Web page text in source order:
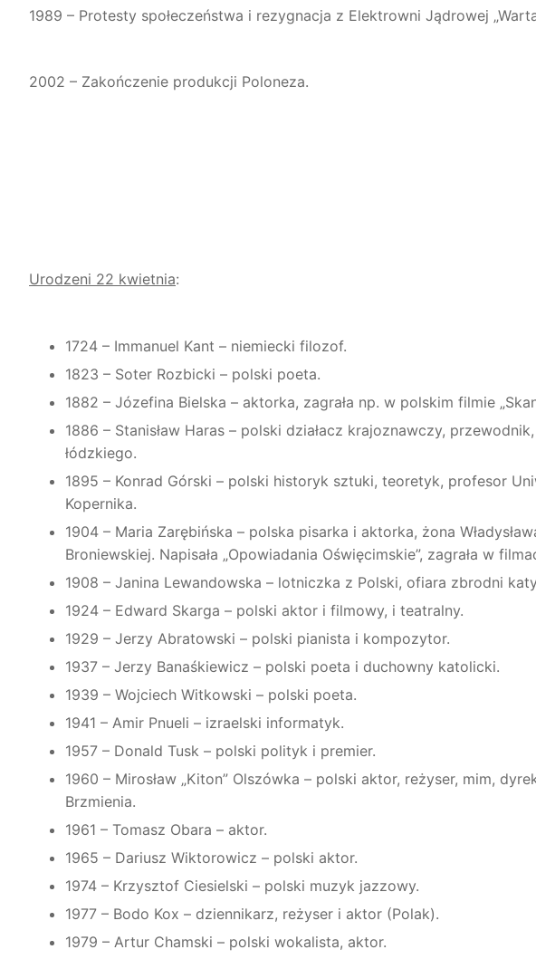
1989 – Protesty społeczeństwa i rezygnacja z Elektrowni Jądrowej
2002 – Zakończenie produkcji Poloneza.
Urodzeni 22 kwietnia:
1724 – Immanuel Kant – niemiecki filozof.
1823 – Soter Rozbicki – polski poeta.
1882 – Józefina Bielska – aktorka, zagrała np. w polskim filmie „
1886 – Stanisław Haras – polski działacz krajoznawczy,
łódzkiego.
1895 – Konrad Górski – polski historyk sztuki, teoretyk, profesor
Kopernika.
1904 – Maria Zarębińska – polska pisarka i aktorka, żona
Broniewskiej. Napisała „Opowiadania Oświęcimskie”, zagrała w
1908 – Janina Lewandowska – lotniczka z Polski, ofiara zbrodni
1924 – Edward Skarga – polski aktor i filmowy, i teatralny.
1929 – Jerzy Abratowski – polski pianista i kompozytor.
1937 – Jerzy Banaśkiewicz – polski poeta i duchowny katolicki.
1939 – Wojciech Witkowski – polski poeta.
1941 – Amir Pnueli – izraelski informatyk.
1957 – Donald Tusk – polski polityk i premier.
1960 – Mirosław „Kiton” Olszówka – polski aktor, reżyser, mim,
Brzmienia.
1961 – Tomasz Obara – aktor.
1965 – Dariusz Wiktorowicz – polski aktor.
1974 – Krzysztof Ciesielski – polski muzyk jazzowy.
1977 – Bodo Kox – dziennikarz, reżyser i aktor (Polak).
1979 – Artur Chamski – polski wokalista, aktor.